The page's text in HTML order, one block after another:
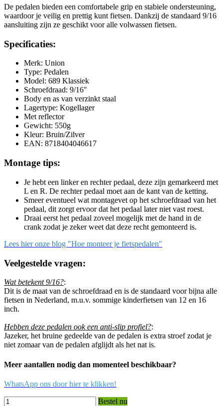
De pedalen bieden een comfortabele grip en stabiele ondersteuning,
waardoor je veilig en prettig kunt fietsen. Dankzij de standaard 9/16
aansluiting zijn ze geschikt voor alle volwassen fietsen.
Specificaties:
Merk: Union
Type: Pedalen
Model: 689 Klassiek
Schroefdraad: 9/16"
Body en as van verzinkt staal
Lagertype: Kogellager
Met reflector
Gewicht: 550g
Kleur: Bruin/Zilver
EAN: 8718404046617
Montage tips:
Je hebt een linker en rechter pedaal, deze zijn gemarkeerd met
L en R. De rechter pedaal moet aan de kant van de ketting.
Smeer eventueel wat montagevet op het schroefdraad van het
pedaal, dit zorgt ervoor dat het pedaal later niet vast roest.
Draai eerst het pedaal zoveel mogelijk met de hand in de
crank zodat je zeker weet dat deze recht gemonteerd is.
Lees hier onze blog "Hoe monteer je fietspedalen"
Veelgestelde vragen:
Wat betekent 9/16?:
Dit is de maat van de schroefdraad en is de standaard voor bijna alle
fietsen in Nederland, m.u.v. sommige kinderfietsen van 12 en 16
inch.
Hebben deze pedalen ook een anti-slip profiel?:
Jazeker, het bruine gedeelde van de pedalen is extra stroef zodat je
niet zomaar van de pedalen afglijdt als het nat is.
Meer aantallen nodig dan momenteel beschikbaar?
WhatsApp ons door hier te klikken!
Bestel nu